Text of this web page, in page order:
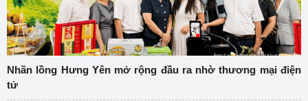
Nhãn lồng Hưng Yên mở rộng đầu ra nhờ thương mại điện
tử